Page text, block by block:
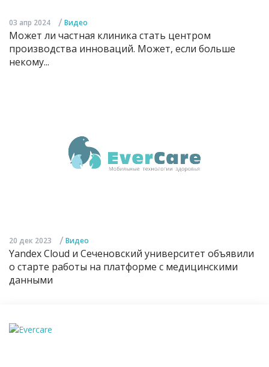
03 апр 2024 / Видео
Может ли частная клиника стать центром
производства инноваций. Может, если больше
некому...
20 дек 2023 / Видео
Yandex Cloud и Сеченовский университет объявили
о старте работы на платформе с медицинскими
данными